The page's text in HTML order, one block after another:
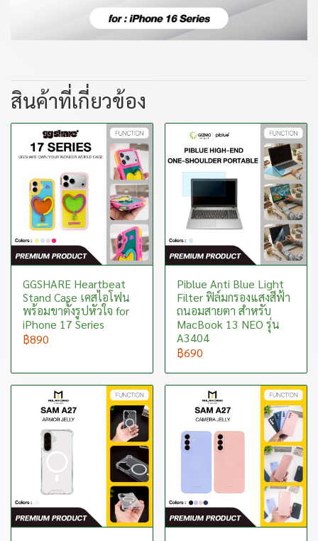
สินค้าที่เกี่ยวข้อง
GGSHARE Heartbeat
Stand Case เคสไอโฟน
พร้อมขาตั้งรูปหัวใจ for
iPhone 17 Series
฿890
Piblue Anti Blue Light
Filter ฟิล์มกรองแสงสีฟ้า
ถนอมสายตา สำหรับ
MacBook 13 NEO รุ่น
A3404
฿690